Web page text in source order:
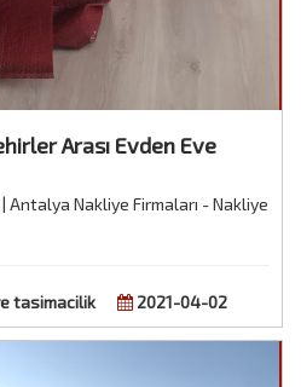
Arası Evden Eve
Nakliye Firmaları - Nakliye
tasimacilik 2021-04-02